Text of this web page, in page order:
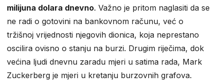
milijuna dolara dnevno. Važno je pritom naglasiti da se
ne radi o gotovini na bankovnom računu, već o
tržišnoj vrijednosti njegovih dionica, koja neprestano
oscilira ovisno o stanju na burzi. Drugim riječima, dok
većina ljudi dnevnu zaradu mjeri u satima rada, Mark
Zuckerberg je mjeri u kretanju burzovnih grafova.